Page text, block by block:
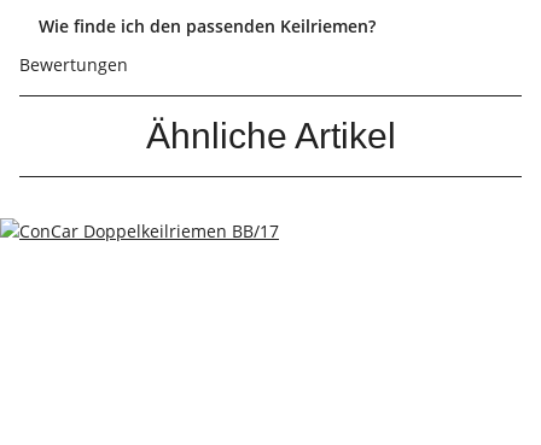
Wie finde ich den passenden Keilriemen?
Bewertungen
Ähnliche Artikel